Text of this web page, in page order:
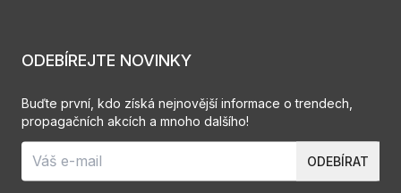
ODEBÍREJTE NOVINKY
Buďte první, kdo získá nejnovější informace o trendech,
propagačních akcích a mnoho dalšího!
ODEBÍRAT